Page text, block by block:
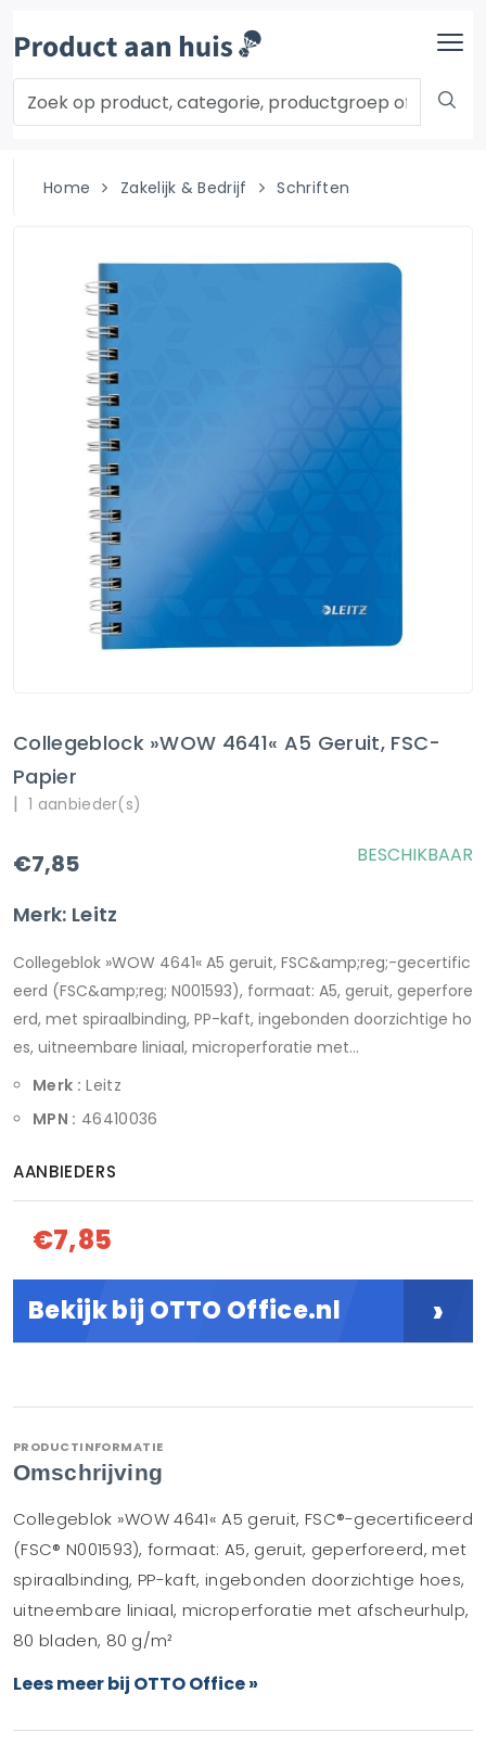
Home Zakelijk & Bedrijf Schriften
Collegeblock »WOW 4641« A5 Geruit, FSC-
Papier
| 1 aanbieder(s)
€7,85
Merk: Leitz
BESCHIKBAAR
Collegeblok »WOW 4641« A5 geruit, FSC&amp;reg;-gecertific
eerd (FSC&amp;reg; N001593), formaat: A5, geruit, geperfore
erd, met spiraalbinding, PP-kaft, ingebonden doorzichtige ho
es, uitneembare liniaal, microperforatie met...
Merk : Leitz
MPN : 46410036
AANBIEDERS
€7,85
Bekijk bij OTTO Office.nl ›
PRODUCTINFORMATIE
Omschrijving
Collegeblok »WOW 4641« A5 geruit, FSC®-gecertificeerd
(FSC® N001593), formaat: A5, geruit, geperforeerd, met
spiraalbinding, PP-kaft, ingebonden doorzichtige hoes,
uitneembare liniaal, microperforatie met afscheurhulp,
80 bladen, 80 g/m²
Lees meer bij OTTO Office »